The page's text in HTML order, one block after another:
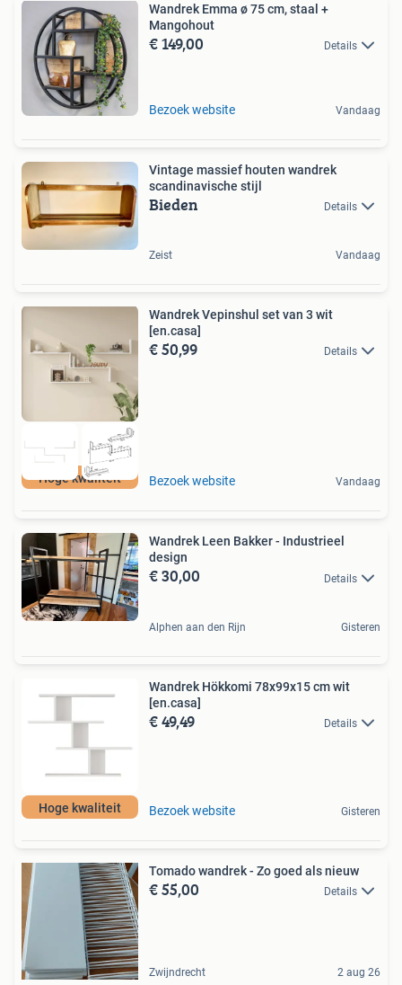
Wandrek Emma ø 75 cm, staal +
Mangohout
€ 149,00 Details
Bezoek website Vandaag
Vintage massief houten wandrek
scandinavische stijl
Bieden Details
Zeist Vandaag
Hoge kwaliteit
Wandrek Vepinshul set van 3 wit
[en.casa]
€ 50,99 Details
Bezoek website Vandaag
Wandrek Leen Bakker - Industrieel
design
€ 30,00 Details
Alphen aan den Rijn Gisteren
Hoge kwaliteit
Wandrek Hökkomi 78x99x15 cm wit
[en.casa]
€ 49,49 Details
Bezoek website Gisteren
Tomado wandrek - Zo goed als nieuw
€ 55,00 Details
Zwijndrecht 2 aug 26